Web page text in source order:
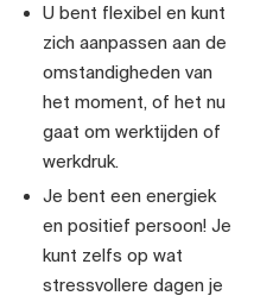
U bent flexibel en kunt
zich aanpassen aan de
omstandigheden van
het moment, of het nu
gaat om werktijden of
werkdruk.
Je bent een energiek
en positief persoon! Je
kunt zelfs op wat
stressvollere dagen je